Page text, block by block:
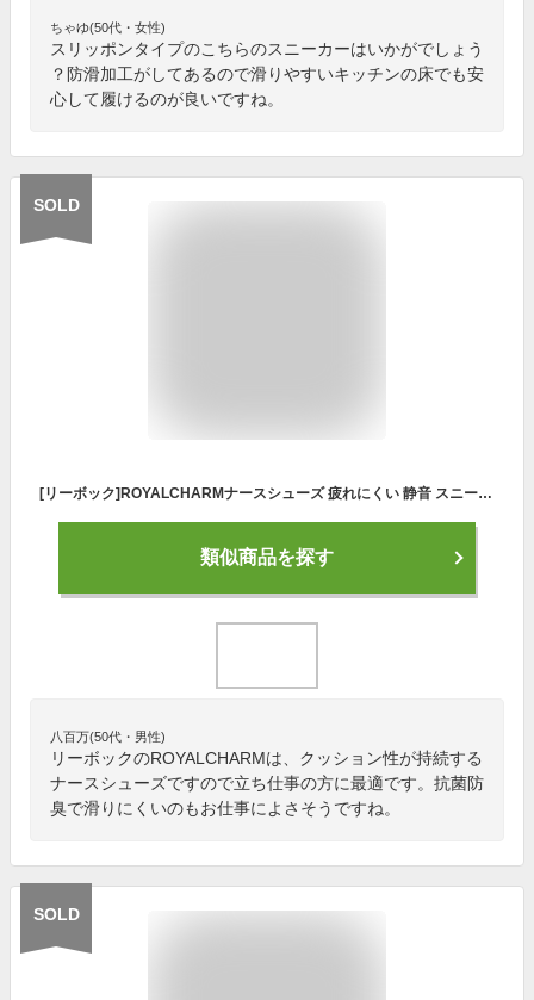
ちゃゆ(50代・女性)
スリッポンタイプのこちらのスニーカーはいかがでしょう
？防滑加工がしてあるので滑りやすいキッチンの床でも安
心して履けるのが良いですね。
SOLD
[リーボック]ROYALCHARMナースシューズ 疲れにくい 静音 スニーカー スリッポン ナースサンダル おしゃれ 軽量 メンズ レディース 黒 白 厚底 外反母趾 インヒール 2WAY 激安 セール おすすめ ランキング
類似商品を探す
八百万(50代・男性)
リーボックのROYALCHARMは、クッション性が持続する
ナースシューズですので立ち仕事の方に最適です。抗菌防
臭で滑りにくいのもお仕事によさそうですね。
SOLD